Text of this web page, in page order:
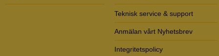
Teknisk service & support
Anmälan vårt Nyhetsbrev
Integritetspolicy